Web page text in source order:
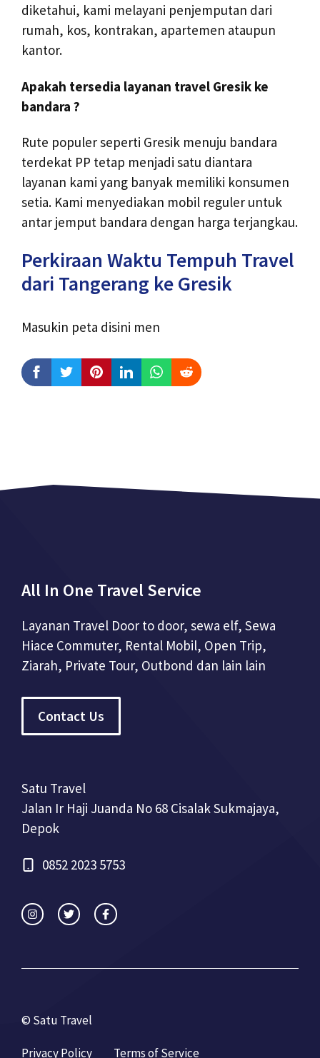
diketahui, kami melayani penjemputan dari
rumah, kos, kontrakan, apartemen ataupun
kantor.
Apakah tersedia layanan travel Gresik ke
bandara ?
Rute populer seperti Gresik menuju bandara
terdekat PP tetap menjadi satu diantara
layanan kami yang banyak memiliki konsumen
setia. Kami menyediakan mobil reguler untuk
antar jemput bandara dengan harga terjangkau.
Perkiraan Waktu Tempuh Travel
dari Tangerang ke Gresik
Masukin peta disini men
All In One Travel Service
Layanan Travel Door to door, sewa elf, Sewa
Hiace Commuter, Rental Mobil, Open Trip,
Ziarah, Private Tour, Outbond dan lain lain
Contact Us
Satu Travel
Jalan Ir Haji Juanda No 68 Cisalak Sukmajaya,
Depok
0852 2023 5753
© Satu Travel
Privacy Policy Terms of Service